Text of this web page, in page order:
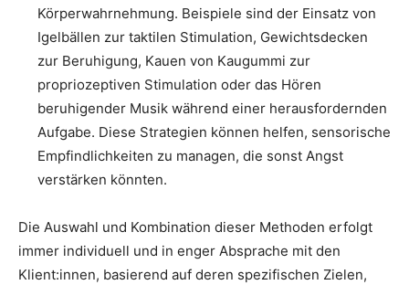
Körperwahrnehmung. Beispiele sind der Einsatz von
Igelbällen zur taktilen Stimulation, Gewichtsdecken
zur Beruhigung, Kauen von Kaugummi zur
propriozeptiven Stimulation oder das Hören
beruhigender Musik während einer herausfordernden
Aufgabe. Diese Strategien können helfen, sensorische
Empfindlichkeiten zu managen, die sonst Angst
verstärken könnten.
Die Auswahl und Kombination dieser Methoden erfolgt
immer individuell und in enger Absprache mit den
Klient:innen, basierend auf deren spezifischen Zielen,